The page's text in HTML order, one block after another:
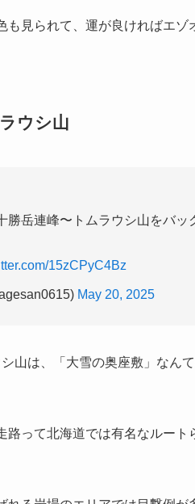
も見られて、運が良ければエゾ
ウシ山
勝岳連峰〜トムラウシ山をバ
15zCPyC4Bz
May 20, 2025
山は、「大雪の奥座敷」なん
路って北海道では有名なルー